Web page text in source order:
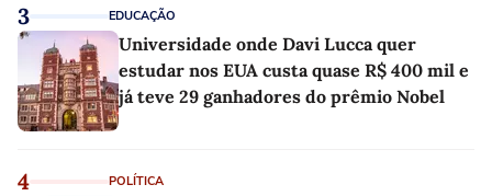
3 EDUCAÇÃO
Universidade onde Davi Lucca quer
estudar nos EUA custa quase R$ 400 mil e
já teve 29 ganhadores do prêmio Nobel
4 POLÍTICA